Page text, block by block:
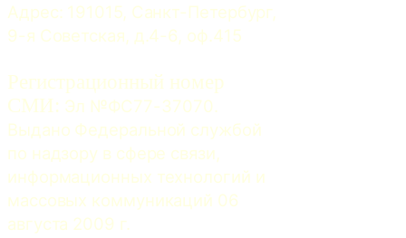
Адрес: 191015, Санкт-Петербург,
9-я Советская, д.4-6, оф.415
Регистрационный номер
СМИ: Эл №ФС77-37070.
Выдано Федеральной службой
по надзору в сфере связи,
информационных технологий и
массовых коммуникаций 06
августа 2009 г.